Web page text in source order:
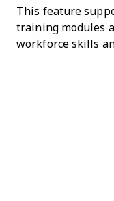
This feature
training modules
workforce skills